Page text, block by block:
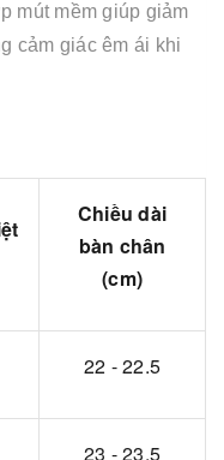
mút mềm giúp giảm
cảm giác êm ái khi
Chiều dài
bàn chân
(cm)
22 - 22.5
23 - 23.5